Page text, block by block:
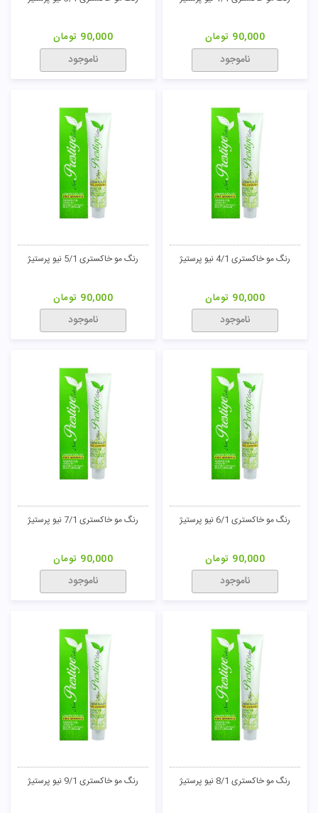
90,000 تومان
ناموجود
90,000 تومان
ناموجود
رنگ مو خاکستری 4/1 نیو پرستیژ
90,000 تومان
ناموجود
رنگ مو خاکستری 5/1 نیو پرستیژ
90,000 تومان
ناموجود
رنگ مو خاکستری 6/1 نیو پرستیژ
90,000 تومان
ناموجود
رنگ مو خاکستری 7/1 نیو پرستیژ
90,000 تومان
ناموجود
رنگ مو خاکستری 8/1 نیو پرستیژ رنگ مو خاکستری 9/1 نیو پرستیژ